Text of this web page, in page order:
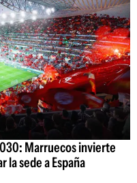
Marruecos invierte
la sede a España